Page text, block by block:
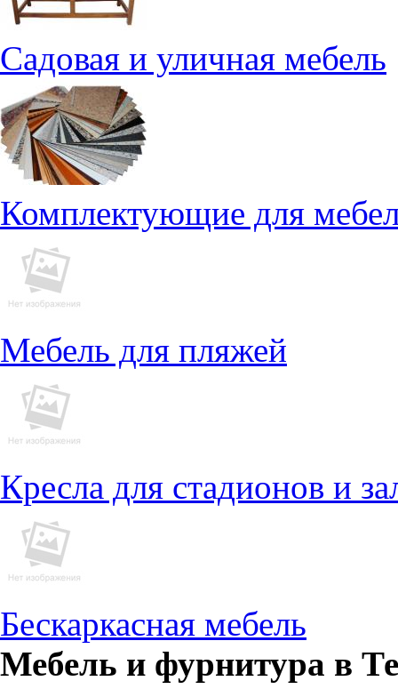
Садовая и уличная мебель
Комплектующие для
Мебель для пляжей
Кресла для стадионов и
Бескаркасная мебель
Мебель и фурнитура в